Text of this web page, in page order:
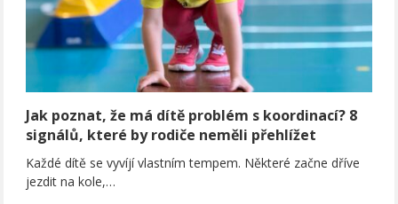
Jak poznat, že má dítě problém s koordinací? 8
signálů, které by rodiče neměli přehlížet
Každé dítě se vyvíjí vlastním tempem. Některé začne dříve
jezdit na kole,…